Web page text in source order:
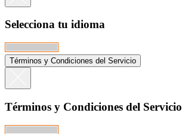
Selecciona tu idioma
Términos y Condiciones del Servicio
Términos y Condiciones del Servicio